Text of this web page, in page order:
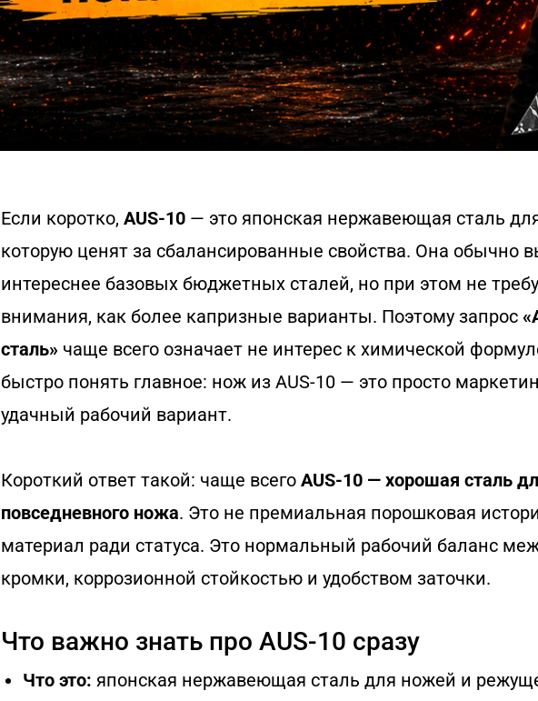
Если коротко, AUS-10 — это японская нержавеющая сталь
которую ценят за сбалансированные свойства. Она обычно
интереснее базовых бюджетных сталей, но при этом не
внимания, как более капризные варианты. Поэтому запрос
сталь» чаще всего означает не интерес к химической
быстро понять главное: нож из AUS-10 — это просто
удачный рабочий вариант.
Короткий ответ такой: чаще всего AUS-10 — хорошая сталь
повседневного ножа. Это не премиальная порошковая
материал ради статуса. Это нормальный рабочий баланс
кромки, коррозионной стойкостью и удобством заточки.
Что важно знать про AUS-10 сразу
Что это: японская нержавеющая сталь для ножей и